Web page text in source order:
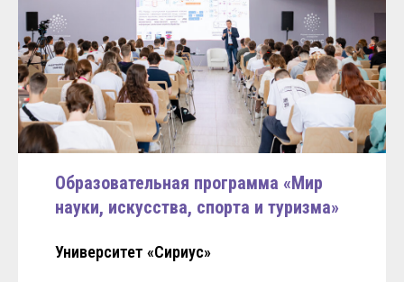
Образовательная программа «Мир
науки, искусства, спорта и туризма»
Университет «Сириус»